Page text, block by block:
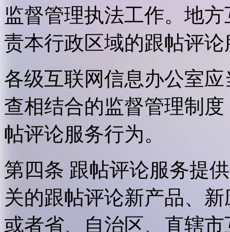
监督管理执法工作。地
责本行政区域的跟帖评
各级互联网信息办公室
查相结合的监督管理制
帖评论服务行为。
第四条 跟帖评论服务提
关的跟帖评论新产品、
或者省、自治区、直辖